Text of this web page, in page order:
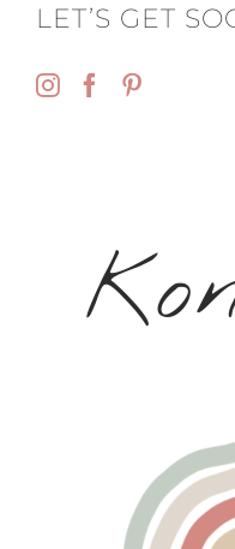
LET’S GET